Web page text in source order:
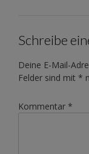
Schreibe
Deine E-Mail-
Felder sind mit *
Kommentar *